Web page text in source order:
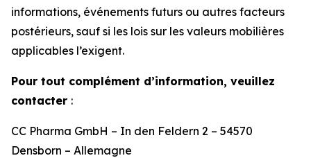
informations, événements futurs ou autres facteurs
postérieurs, sauf si les lois sur les valeurs mobilières
applicables l’exigent.
Pour tout complément d’information, veuillez
contacter :
CC Pharma GmbH – In den Feldern 2 – 54570
Densborn – Allemagne